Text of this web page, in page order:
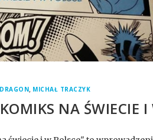
DRAGON, MICHAŁ TRACZYK
NA ŚWIECIE I